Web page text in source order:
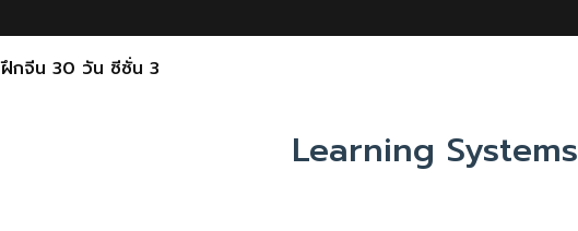
ฝึกจีน 30 วัน ซีซั่น 3
Learning Systems